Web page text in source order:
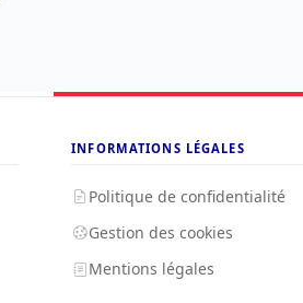
INFORMATIONS LÉGALES
Politique de confidentialité
Gestion des cookies
Mentions légales